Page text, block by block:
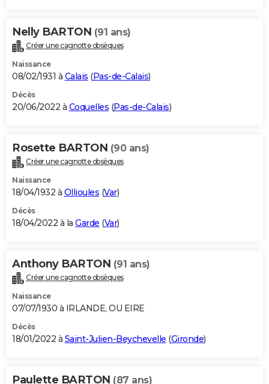
Nelly BARTON (91 ans)
Créer une cagnotte obsèques
Naissance
08/02/1931 à Calais (Pas-de-Calais)
Décès
20/06/2022 à Coquelles (Pas-de-Calais)
Rosette BARTON (90 ans)
Créer une cagnotte obsèques
Naissance
18/04/1932 à Ollioules (Var)
Décès
18/04/2022 à la Garde (Var)
Anthony BARTON (91 ans)
Créer une cagnotte obsèques
Naissance
07/07/1930 à IRLANDE, OU EIRE
Décès
18/01/2022 à Saint-Julien-Beychevelle (Gironde)
Paulette BARTON (87 ans)